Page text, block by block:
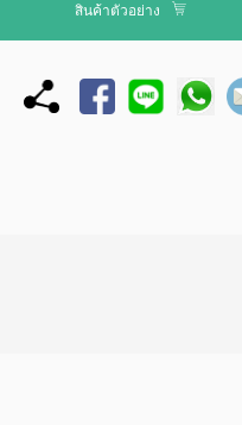
สินค้าตัวอย่าง